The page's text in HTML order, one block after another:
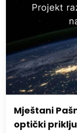
Mještani
optički